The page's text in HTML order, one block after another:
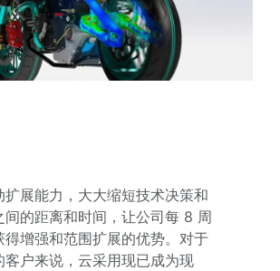
扩展能力，大大缩短技术决策和
间的距离和时间，让公司每 8 周
得增强和范围扩展的优势。对于
客户来说，云采用现已成为现